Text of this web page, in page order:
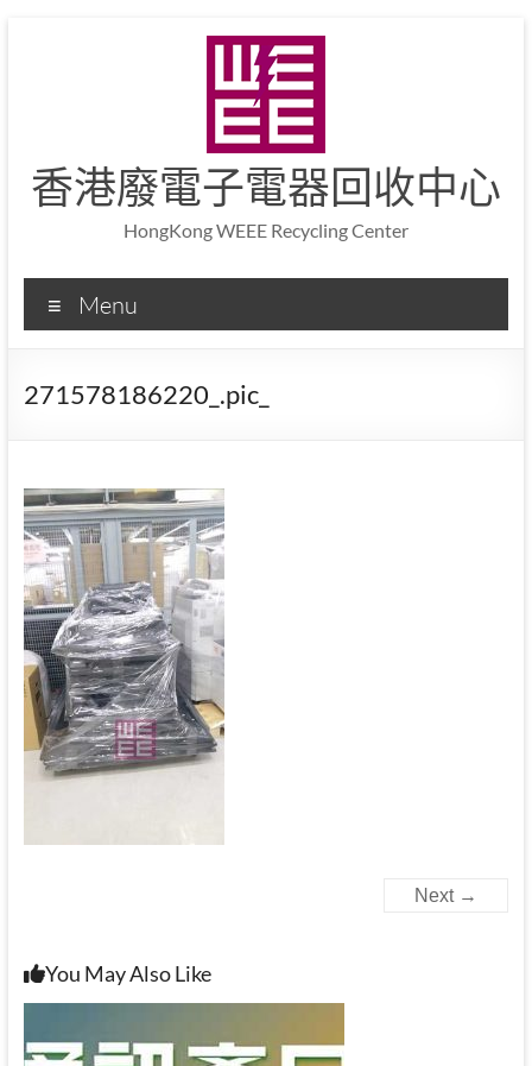
香港廢電子電器回收中心
HongKong WEEE Recycling Center
Menu
271578186220_.pic_
Next →
You May Also Like